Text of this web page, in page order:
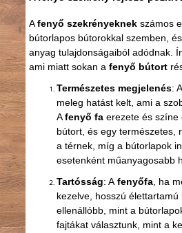
Afenyő szekrényeknekszámos
bútorlapos bútorokkal szemben,
anyag tulajdonságaiból adódnak.
ami miatt sokan a fenyő bútort
Természetes megjelenés:
meleg hatást kelt, ami a
Afenyő faerezete és színe
bútort, és egy természetes,
a térnek, míg a bútorlapok
esetenként műanyagosabb
Tartósság: Afenyőfa, ha
kezelve, hosszú
ellenállóbb, mint a
fajtákat választunk, mint a